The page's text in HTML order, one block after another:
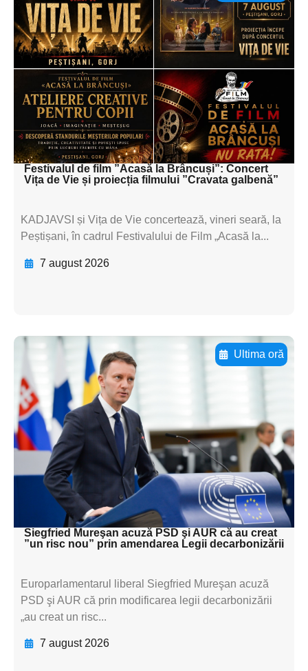
Adaugă aici textul pentru
subtitluAdaugă aici
textul pentru
subtitluAdaugă aici
textul pentru
subtitluAdaugă aici
textul pentru subti
Festivalul de film ”Acasă la Brâncuși”: Concert
Vița de Vie și proiecția filmului ”Cravata galbenă”
KADJAVSI și Vița de Vie concertează, vineri seară, la
Peștișani, în cadrul Festivalului de Film „Acasă la...
7 august 2026
Ultima oră
Adaugă aici textul pentru
subtitluAdaugă aici
textul pentru
subtitluAdaugă aici
textul pentru
subtitluAdaugă aici
textul pentru subti
Siegfried Mureşan acuză PSD şi AUR că au creat
”un risc nou” prin amendarea Legii decarbonizării
Europarlamentarul liberal Siegfried Mureşan acuză
PSD şi AUR că prin modificarea legii decarbonizării
„au creat un risc...
7 august 2026